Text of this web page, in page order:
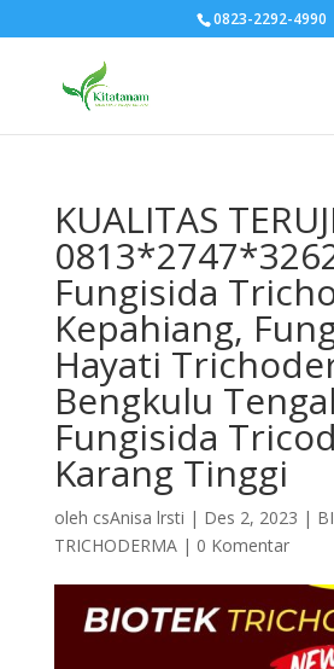
0823-2292-4990
KUALITAS
Fungisida
Kepahiang,
Hayati
Bengkulu
Fungisida
Karang Tinggi
oleh csAnisa lrsti | Des 2, 2023 |
TRICHODERMA| 0 Komentar